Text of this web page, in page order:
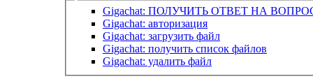
Gigachat: ПОЛУЧИТЬ ОТВЕТ НА
Gigachat: авторизация
Gigachat: загрузить файл
Gigachat: получить список файлов
Gigachat: удалить файл